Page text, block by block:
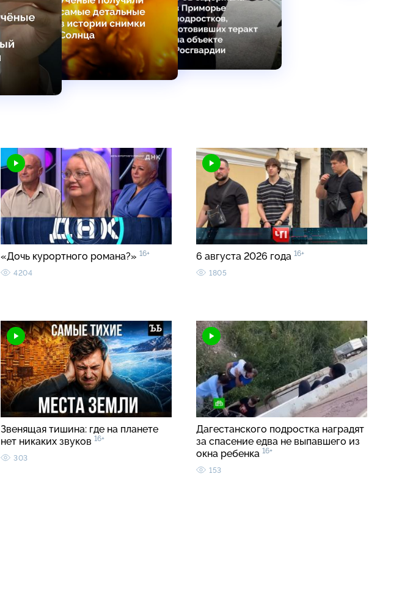
«Дочь курортного романа?» 16+
4204
6 августа 2026 года 16+
1805
Звенящая тишина: где на планете
нет никаких звуков 16+
303
Дагестанского подростка наградят
за спасение едва не выпавшего из
окна ребенка 16+
153